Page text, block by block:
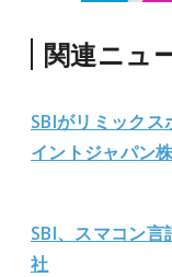
関連ニュ
SBIがリミック
イントジャパン
SBI、スマコン
社